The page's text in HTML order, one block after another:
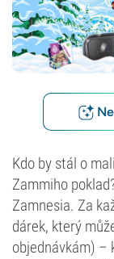
Kdo by stál o
Zammiho
Zamnesia. Za
dárek, který
objednávkám) –